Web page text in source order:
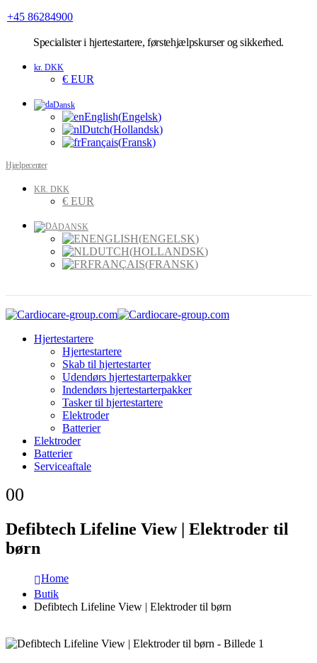
+45 86284900
Specialisteri hjertestartere, førstehjælpskurser og sikkerhed.
kr. DKK
€ EUR
Dansk
English(Engelsk)
Dutch(Hollandsk)
Français(Fransk)
Hjælpecenter
KR. DKK
€ EUR
DANSK
ENGLISH(ENGELSK)
DUTCH(HOLLANDSK)
FRANÇAIS(FRANSK)
Hjertestartere
Hjertestartere
Skab til hjertestarter
Udendørs hjertestarterpakker
Indendørs hjertestarterpakker
Tasker til hjertestartere
Elektroder
Batterier
Elektroder
Batterier
Serviceaftale
00
Defibtech Lifeline View | Elektroder til
børn
Home
Butik
Defibtech Lifeline View | Elektroder til børn